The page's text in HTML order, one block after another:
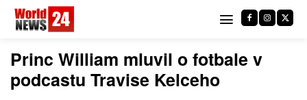
Princ William mluvil o fotbale v
podcastu Travise Kelceho